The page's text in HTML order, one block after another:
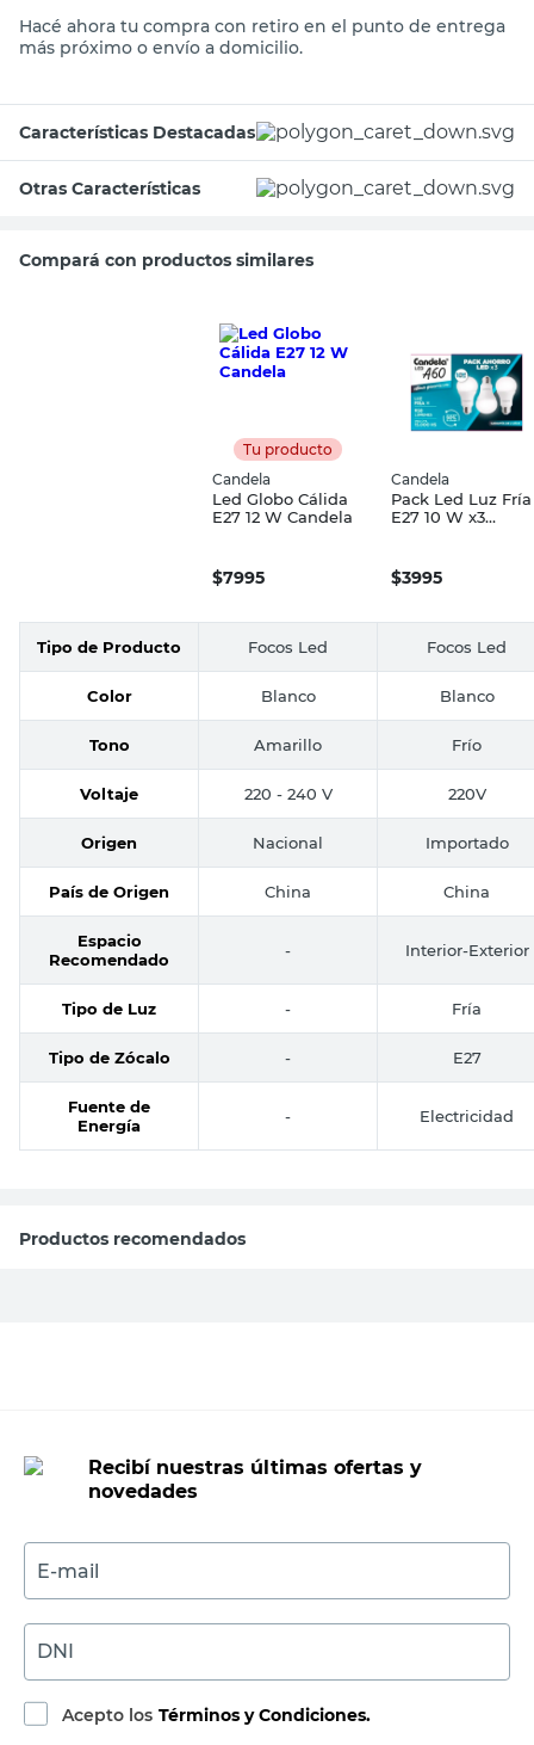
Hacé ahora tu compra con retiro en el punto de entrega
más próximo o envío a domicilio.
Características Destacadas
Otras Características
Compará con productos similares
Tu producto
Candela
Led Globo Cálida
E27 12 W Candela
$7995
Candela
Pack Led Luz Fría
E27 10 W x3
$3995
Tipo de Producto Focos Led Focos Led
Color Blanco Blanco
Tono Amarillo Frío
Voltaje 220 - 240 V 220V
Origen Nacional Importado
País de Origen China China
Espacio
Recomendado
- Interior-Exterior
Tipo de Luz - Fría
Tipo de Zócalo - E27
Fuente de
Energía
- Electricidad
Productos recomendados
Recibí nuestras últimas ofertas y
novedades
E-mail
DNI
Acepto los Términos y Condiciones.